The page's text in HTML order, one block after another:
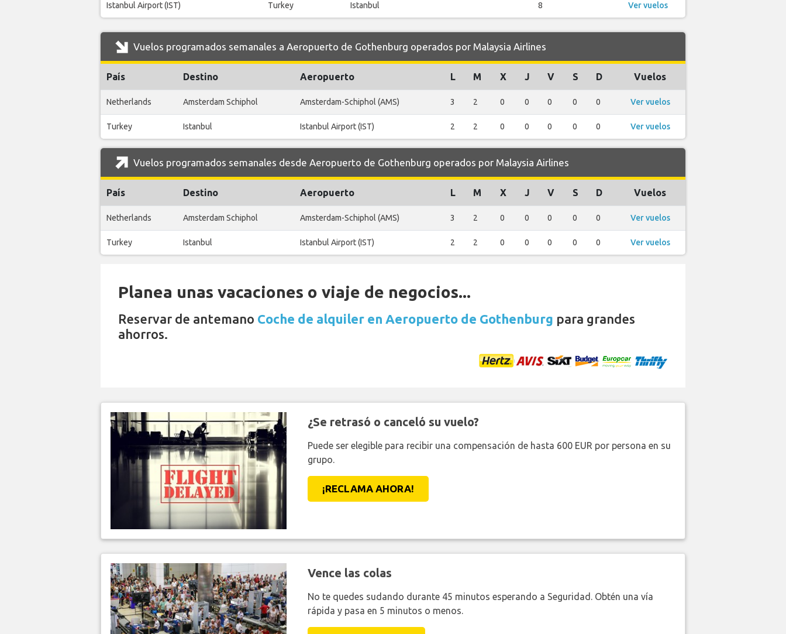
Istanbul Airport (IST) Turkey Istanbul 8 Ver vuelos
Vuelos programados semanales a Aeropuerto de Gothenburg operados por Malaysia Airlines
País Destino Aeropuerto L M X J V S D Vuelos
Netherlands Amsterdam Schiphol Amsterdam-Schiphol (AMS) 3 2 0 0 0 0 0 Ver vuelos
Turkey Istanbul Istanbul Airport (IST) 2 2 0 0 0 0 0 Ver vuelos
Vuelos programados semanales desde Aeropuerto de Gothenburg operados por Malaysia Airlines
País Destino Aeropuerto L M X J V S D Vuelos
Netherlands Amsterdam Schiphol Amsterdam-Schiphol (AMS) 3 2 0 0 0 0 0 Ver vuelos
Turkey Istanbul Istanbul Airport (IST) 2 2 0 0 0 0 0 Ver vuelos
Planea unas vacaciones o viaje de negocios...
Reservar de antemano Coche de alquiler en Aeropuerto de Gothenburg para grandes
ahorros.
¿Se retrasó o canceló su vuelo?
Puede ser elegible para recibir una compensación de hasta 600 EUR por persona en su
grupo.
¡RECLAMA AHORA!
Vence las colas
No te quedes sudando durante 45 minutos esperando a Seguridad. Obtén una vía
rápida y pasa en 5 minutos o menos.